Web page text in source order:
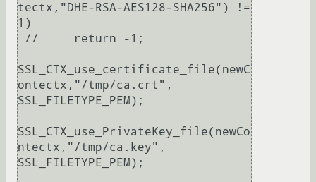
tectx,"DHE-RSA-AES128-SHA256") !=
1)
SSL_CTX_use_certificate_file(newC
ontectx,"/tmp/ca.crt",
SSL_FILETYPE_PEM);
SSL_CTX_use_PrivateKey_file(newCo
ntectx,"/tmp/ca.key",
SSL_FILETYPE_PEM);